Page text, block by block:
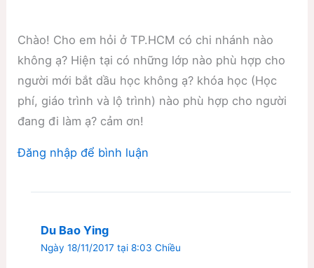
Chào! Cho em hỏi ở TP.HCM có chi nhánh nào
không ạ? Hiện tại có những lớp nào phù hợp cho
người mới bắt dầu học không ạ? khóa học (Học
phí, giáo trình và lộ trình) nào phù hợp cho người
đang đi làm ạ? cảm ơn!
Đăng nhập để bình luận
Du Bao Ying
Ngày 18/11/2017 tại 8:03 Chiều